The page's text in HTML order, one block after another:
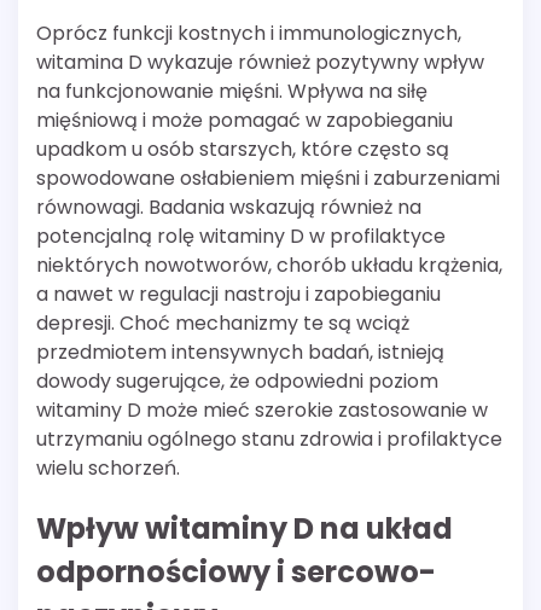
Oprócz funkcji kostnych i immunologicznych,
witamina D wykazuje również pozytywny wpływ
na funkcjonowanie mięśni. Wpływa na siłę
mięśniową i może pomagać w zapobieganiu
upadkom u osób starszych, które często są
spowodowane osłabieniem mięśni i zaburzeniami
równowagi. Badania wskazują również na
potencjalną rolę witaminy D w profilaktyce
niektórych nowotworów, chorób układu krążenia,
a nawet w regulacji nastroju i zapobieganiu
depresji. Choć mechanizmy te są wciąż
przedmiotem intensywnych badań, istnieją
dowody sugerujące, że odpowiedni poziom
witaminy D może mieć szerokie zastosowanie w
utrzymaniu ogólnego stanu zdrowia i profilaktyce
wielu schorzeń.
Wpływ witaminy D na układ
odpornościowy i sercowo-